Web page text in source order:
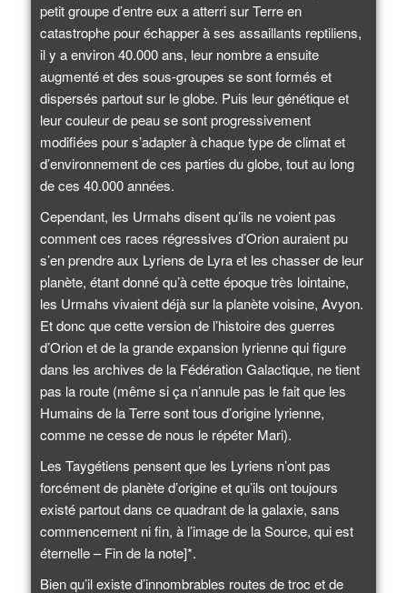
petit groupe d’entre eux a atterri sur Terre en
catastrophe pour échapper à ses assaillants reptiliens,
il y a environ 40.000 ans, leur nombre a ensuite
augmenté et des sous-groupes se sont formés et
dispersés partout sur le globe. Puis leur génétique et
leur couleur de peau se sont progressivement
modifiées pour s’adapter à chaque type de climat et
d’environnement de ces parties du globe, tout au long
de ces 40.000 années.
Cependant, les Urmahs disent qu’ils ne voient pas
comment ces races régressives d’Orion auraient pu
s’en prendre aux Lyriens de Lyra et les chasser de leur
planète, étant donné qu’à cette époque très lointaine,
les Urmahs vivaient déjà sur la planète voisine, Avyon.
Et donc que cette version de l’histoire des guerres
d’Orion et de la grande expansion lyrienne qui figure
dans les archives de la Fédération Galactique, ne tient
pas la route (même si ça n’annule pas le fait que les
Humains de la Terre sont tous d’origine lyrienne,
comme ne cesse de nous le répéter Mari).
Les Taygétiens pensent que les Lyriens n’ont pas
forcément de planète d’origine et qu’ils ont toujours
existé partout dans ce quadrant de la galaxie, sans
commencement ni fin, à l’image de la Source, qui est
éternelle – Fin de la note]*.
Bien qu’il existe d’innombrables routes de troc et de